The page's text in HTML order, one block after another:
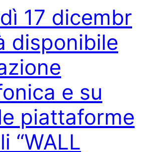
17 dicembr
disponibile
e su
piattaforme
“WALL